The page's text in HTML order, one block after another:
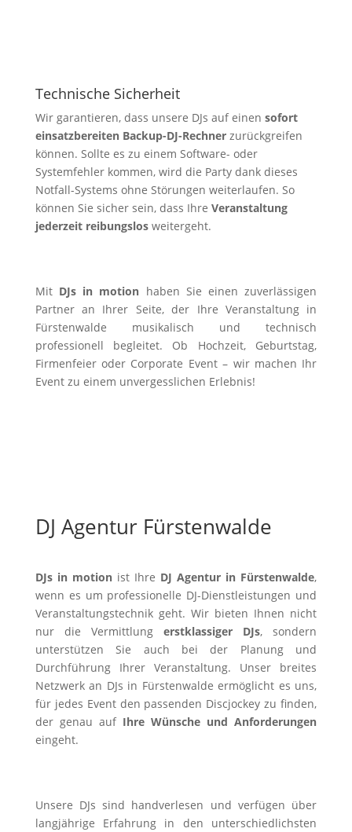
Technische Sicherheit
Wir garantieren, dass unsere DJs auf einen sofort
einsatzbereiten Backup-DJ-Rechnerzurückgreifen
können. Sollte es zu einem Software- oder
Systemfehler kommen, wird die Party dank dieses
Notfall-Systems ohne Störungen weiterlaufen. So
können Sie sicher sein, dass Ihre Veranstaltung
jederzeit reibungslosweitergeht.
Mit DJs in motion haben Sie einen zuverlässigen
Partner an Ihrer Seite, der Ihre Veranstaltung in
Fürstenwalde musikalisch und technisch
professionell begleitet. Ob Hochzeit, Geburtstag,
Firmenfeier oder Corporate Event – wir machen Ihr
Event zu einem unvergesslichen Erlebnis!
DJ Agentur Fürstenwalde
DJs in motionist Ihre DJ Agentur in Fürstenwalde,
wenn es um professionelle DJ-Dienstleistungen und
Veranstaltungstechnik geht. Wir bieten Ihnen nicht
nur die Vermittlungerstklassiger DJs, sondern
unterstützen Sie auch bei der Planung und
Durchführung Ihrer Veranstaltung. Unser breites
Netzwerk an DJs in Fürstenwalde ermöglicht es uns,
für jedes Event den passenden Discjockey zu finden,
der genau auf Ihre Wünsche und Anforderungen
eingeht.
Unsere DJs sind handverlesen und verfügen über
langjährige Erfahrung in den unterschiedlichsten